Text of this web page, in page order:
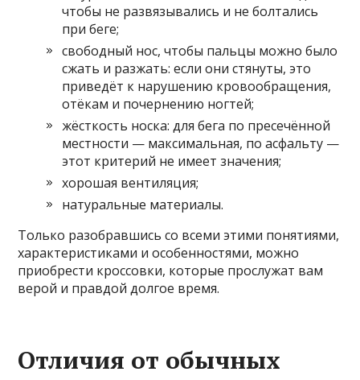
чтобы не развязывались и не болтались
при беге;
свободный нос, чтобы пальцы можно было
сжать и разжать: если они стянуты, это
приведёт к нарушению кровообращения,
отёкам и почернению ногтей;
жёсткость носка: для бега по пресечённой
местности — максимальная, по асфальту —
этот критерий не имеет значения;
хорошая вентиляция;
натуральные материалы.
Только разобравшись со всеми этими понятиями,
характеристиками и особенностями, можно
приобрести кроссовки, которые прослужат вам
верой и правдой долгое время.
Отличия от обычных